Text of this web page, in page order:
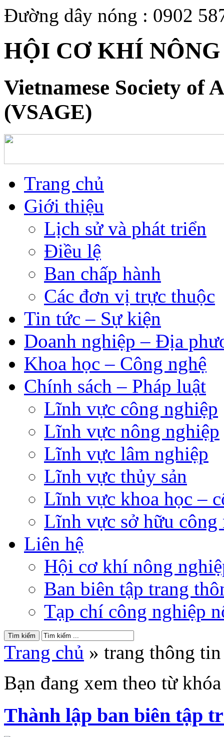
Đường dây nóng : 0902
HỘI CƠ KHÍ
Vietnamese Society of
(VSAGE)
Trang chủ
Giới thiệu
Lịch sử và phát triển
Điều lệ
Ban chấp hành
Các đơn vị trực thuộc
Tin tức – Sự kiện
Doanh nghiệp – Địa
Khoa học – Công nghệ
Chính sách – Pháp luật
Lĩnh vực công nghiệp
Lĩnh vực nông nghiệp
Lĩnh vực lâm nghiệp
Lĩnh vực thủy sản
Lĩnh vực khoa học –
Lĩnh vực sở hữu công
Liên hệ
Hội cơ khí nông
Ban biên tập trang
Tạp chí công nghiệp
Trang chủ » trang thông
Bạn đang xem theo từ
Thành lập ban biên tập